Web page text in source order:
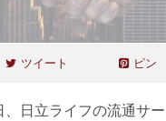
ツイート ピン
、日立ライフの流通サ